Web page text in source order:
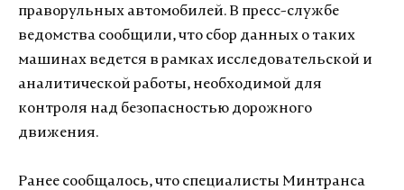
праворульных автомобилей. В пресс-службе
ведомства сообщили, что сбор данных о таких
машинах ведется в рамках исследовательской и
аналитической работы, необходимой для
контроля над безопасностью дорожного
движения.
Ранее сообщалось, что специалисты Минтранса